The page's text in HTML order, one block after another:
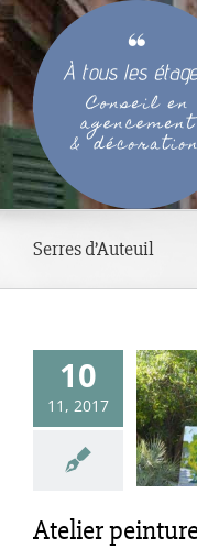
Passer
au
contenu
Serres d’Auteuil
10
11, 2017
peinture au
des Serres
Atelier